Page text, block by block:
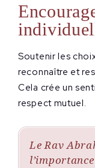
Soutenir les
reconnaître et
Cela crée un
respect mutuel.
Le Rav